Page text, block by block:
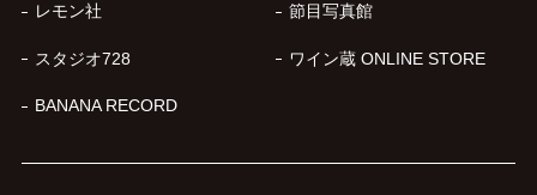
レモン社 節目写真館
スタジオ728 ワイン蔵 ONLINE STORE
BANANA RECORD